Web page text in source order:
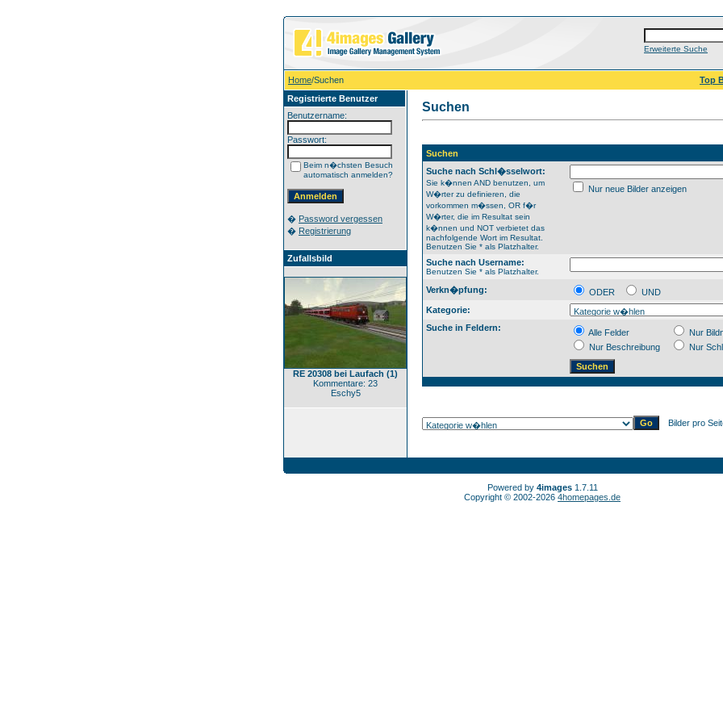
Erweiterte Suche
Home/Suchen
Top
Registrierte Benutzer
Benutzername:
Passwort:
Beim n�chsten Besuch
automatisch anmelden?
� Password vergessen
� Registrierung
Zufallsbild
RE 20308 bei Laufach (1)
Kommentare: 23
Eschy5
Suchen
Suchen
Suche nach Schl�sselwort:
Sie k�nnen AND benutzen, um
W�rter zu definieren, die
vorkommen m�ssen, OR f�r
W�rter, die im Resultat sein
k�nnen und NOT verbietet das
nachfolgende Wort im Resultat.
Benutzen Sie * als Platzhalter.
Nur neue Bilder anzeigen
Suche nach Username:
Benutzen Sie * als Platzhalter.
Verkn�pfung: ODER
UND
Kategorie:
Suche in Feldern:
Alle Felder
Nur
Nur Beschreibung
Nur
Bilder pro
Powered by 4images1.7.11
Copyright © 2002-2026 4homepages.de